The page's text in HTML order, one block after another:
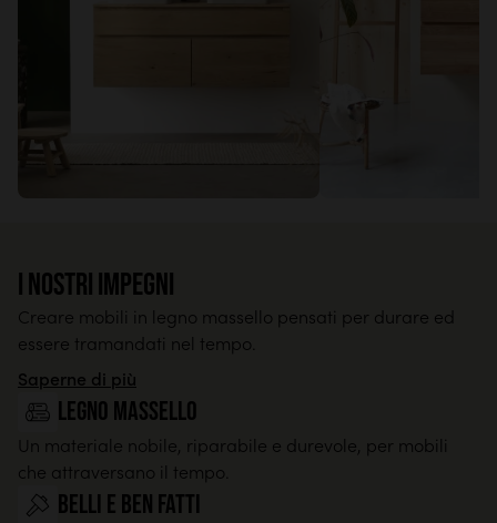
I nostri impegni
Creare mobili in legno massello pensati per durare ed
essere tramandati nel tempo.
Saperne di più
legno massello
Un materiale nobile, riparabile e durevole, per mobili
che attraversano il tempo.
Belli e ben fatti